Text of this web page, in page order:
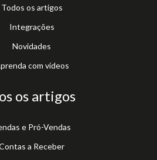
Todos os artigos
Integrações
Novidades
com vídeos
os artigos
e Pró-Vendas
a Receber